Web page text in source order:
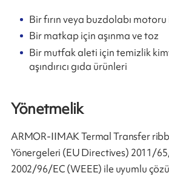
Bir fırın veya buzdolabı motoru
Bir matkap için aşınma ve toz
Bir mutfak aleti için temizlik
aşındırıcı gıda ürünleri
Yönetmelik
ARMOR-IIMAK Termal Transfer
Yönergeleri (EU Directives) 2011/
2002/96/EC (WEEE) ile uyumlu